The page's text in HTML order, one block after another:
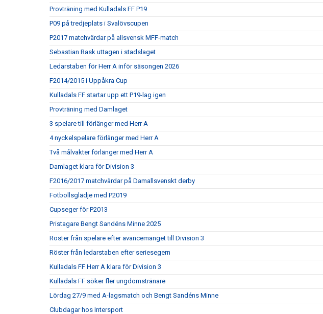
Provträning med Kulladals FF P19
P09 på tredjeplats i Svalövscupen
P2017 matchvärdar på allsvensk MFF-match
Sebastian Rask uttagen i stadslaget
Ledarstaben för Herr A inför säsongen 2026
F2014/2015 i Uppåkra Cup
Kulladals FF startar upp ett P19-lag igen
Provträning med Damlaget
3 spelare till förlänger med Herr A
4 nyckelspelare förlänger med Herr A
Två målvakter förlänger med Herr A
Damlaget klara för Division 3
F2016/2017 matchvärdar på Damallsvenskt derby
Fotbollsglädje med P2019
Cupseger för P2013
Pristagare Bengt Sandéns Minne 2025
Röster från spelare efter avancemanget till Division 3
Röster från ledarstaben efter seriesegern
Kulladals FF Herr A klara för Division 3
Kulladals FF söker fler ungdomstränare
Lördag 27/9 med A-lagsmatch och Bengt Sandéns Minne
Clubdagar hos Intersport